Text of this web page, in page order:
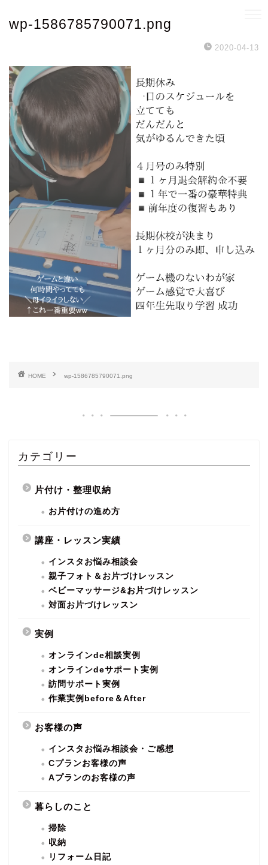
wp-1586785790071.png
2020-04-13
HOME wp-1586785790071.png
カテゴリー
片付け・整理収納
お片付けの進め方
講座・レッスン実績
インスタお悩み相談会
親子フォト＆お片づけレッスン
ベビーマッサージ&お片づけレッスン
対面お片づけレッスン
実例
オンラインde相談実例
オンラインdeサポート実例
訪問サポート実例
作業実例before＆After
お客様の声
インスタお悩み相談会・ご感想
Cプランお客様の声
Aプランのお客様の声
暮らしのこと
掃除
収納
リフォーム日記